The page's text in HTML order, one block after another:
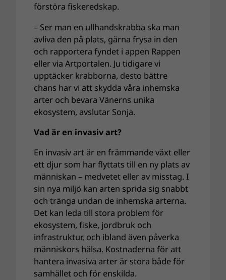
förstöra fiskeredskap.
– Ser man en ullhandskrabba ska man
avliva den på plats, gärna frysa in den
och rapportera fyndet i appen Rappen
eller via Artportalen. Ju tidigare vi
upptäcker krabborna, desto bättre
chans har vi att skydda våra inhemska
arter och bevara Vänerns unika
ekosystem, avslutar Sonja.
Vad är en invasiv art?
En invasiv art är en främmande växt eller
ett djur som har flyttats till en ny plats av
människan – medvetet eller av misstag. I
sin nya miljö kan arten sprida sig snabbt
och tränga undan de inhemska arterna.
Det kan leda till stora problem för
ekosystem, fiske, jordbruk och
infrastruktur, och ibland även påverka
människors hälsa. Kostnaderna för att
hantera invasiva arter är stora både för
samhället och för enskilda.